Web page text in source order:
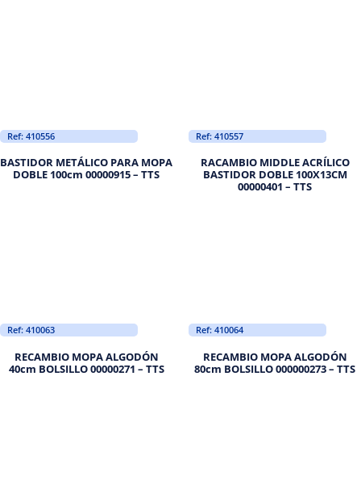
Ref: 410556
BASTIDOR METÁLICO PARA MOPA
DOBLE 100cm 00000915 – TTS
Ref: 410557
RACAMBIO MIDDLE ACRÍLICO
BASTIDOR DOBLE 100X13CM
00000401 – TTS
Ref: 410063
RECAMBIO MOPA ALGODÓN
40cm BOLSILLO 00000271 – TTS
Ref: 410064
RECAMBIO MOPA ALGODÓN
80cm BOLSILLO 000000273 – TTS